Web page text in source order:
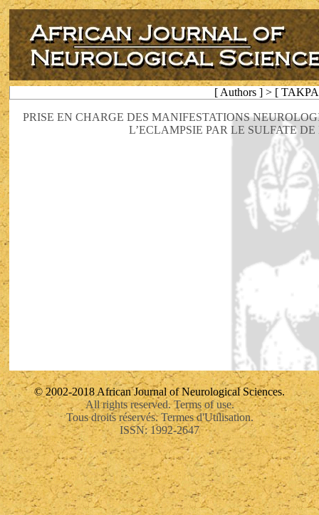
[ Authors ] > [
PRISE EN CHARGE DES MANIFESTATIONS
L’ECLAMPSIE PAR LE SULFATE
© 2002-2018 African Journal of Neurological Sciences.
All rights reserved. Terms of use.
Tous droits réservés. Termes d'Utilisation.
ISSN: 1992-2647